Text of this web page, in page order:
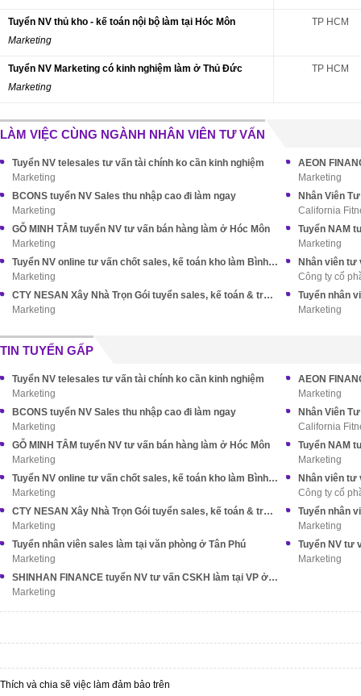
Tuyển NV thủ kho - kế toán nội bộ làm tại Hóc Môn
Marketing
TP HCM
Tuyển NV Marketing có kinh nghiệm làm ở Thủ Đức
Marketing
TP HCM
LÀM VIỆC CÙNG NGÀNH NHÂN VIÊN TƯ VẤN
Tuyển NV telesales tư vấn tài chính ko cần kinh nghiệm
Marketing
AEON
Marketing
BCONS tuyển NV Sales thu nhập cao đi làm ngay
Marketing
California
GỖ MINH TÂM tuyển NV tư vấn bán hàng làm ở Hóc Môn
Marketing
Marketing
Tuyển NV online tư vấn chốt sales, kế toán kho làm Bình Tân
Marketing
Nhân viên tư
Công ty cổ
CTY NESAN Xây Nhà Trọn Gói tuyển sales, kế toán & trợ lý TGĐ
Marketing
Tuyển nhân
Marketing
TIN TUYỂN GẤP
Tuyển NV telesales tư vấn tài chính ko cần kinh nghiệm
Marketing
AEON
Marketing
BCONS tuyển NV Sales thu nhập cao đi làm ngay
Marketing
California
GỖ MINH TÂM tuyển NV tư vấn bán hàng làm ở Hóc Môn
Marketing
Marketing
Tuyển NV online tư vấn chốt sales, kế toán kho làm Bình Tân
Marketing
Nhân viên tư
Công ty cổ
CTY NESAN Xây Nhà Trọn Gói tuyển sales, kế toán & trợ lý TGĐ
Marketing
Tuyển nhân
Marketing
Tuyển nhân viên sales làm tại văn phòng ở Tân Phú
Marketing
Marketing
SHINHAN FINANCE tuyển NV tư vấn CSKH làm tại VP ở Tân Bình
Marketing
Thích và chia sẽ việc làm đảm bảo trên